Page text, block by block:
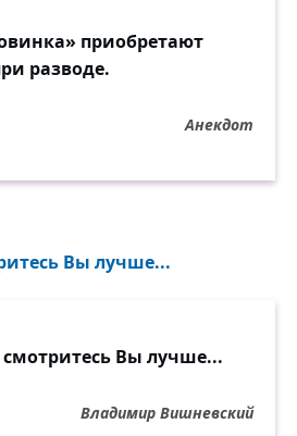
приобретают
разводе.
Анекдот
Вы лучше...
Вы лучше...
Владимир Вишневский